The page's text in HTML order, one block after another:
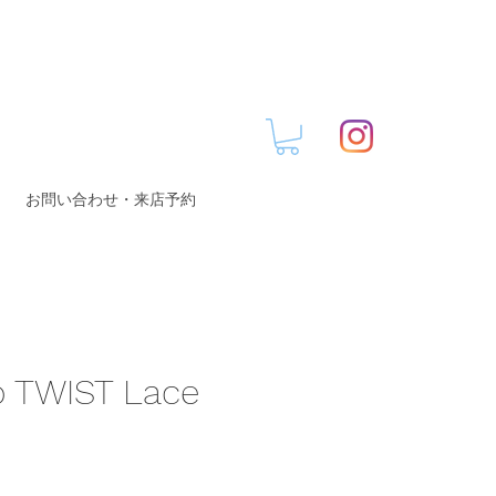
お問い合わせ・来店予約
TWIST Lace